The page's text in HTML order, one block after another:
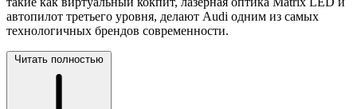
автопилот третьего уровня, делают Audi одним из самых
технологичных брендов современности.
Читать полностью